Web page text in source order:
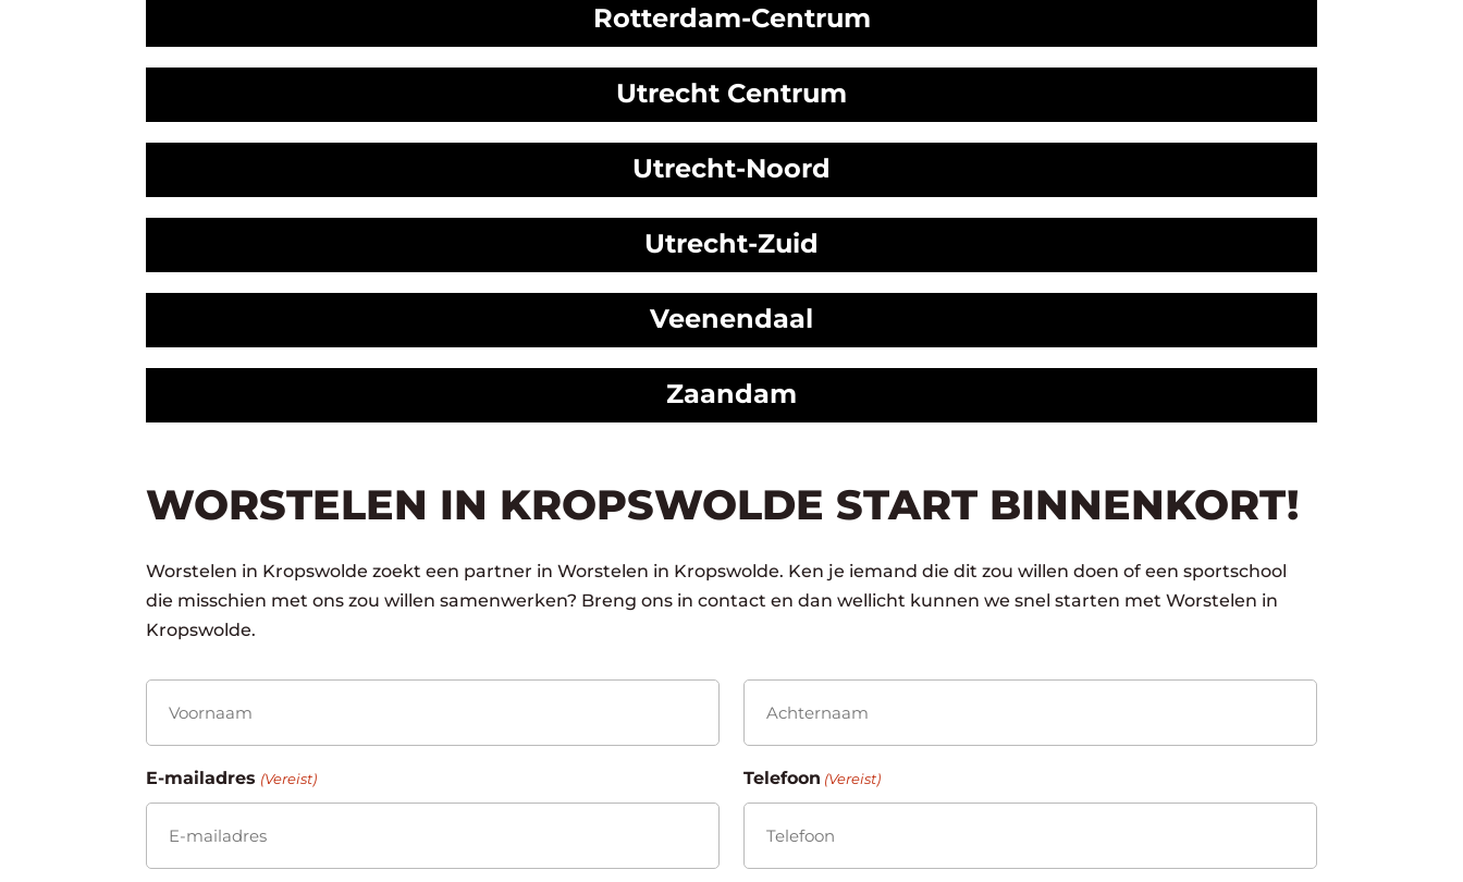
Rotterdam-Centrum
Utrecht Centrum
Utrecht-Noord
Utrecht-Zuid
Veenendaal
Zaandam
WORSTELEN IN KROPSWOLDE START BINNENKORT!
Worstelen in Kropswolde zoekt een partner in Worstelen in Kropswolde. Ken je iemand die dit zou willen doen of een sportschool
die misschien met ons zou willen samenwerken? Breng ons in contact en dan wellicht kunnen we snel starten met Worstelen in
Kropswolde.
(Vereist)
Voornaam
E-mailadres (Vereist) Telefoon (Vereist)